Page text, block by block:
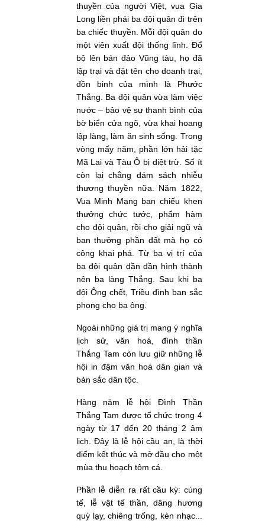
thuyền của người Việt, vua Gia
Long liền phái ba đội quân đi trên
ba chiếc thuyền. Mỗi đội quân do
một viên xuất đội thống lĩnh. Đổ
bộ lên bán đảo Vũng tàu, họ đã
lập trại và đặt tên cho doanh trại,
đồn binh của mình là Phước
Thắng. Ba đội quân vừa làm việc
nước – bảo vệ sự thanh bình của
bờ biển cửa ngõ, vừa khai hoang
lập làng, làm ăn sinh sống. Trong
vòng mấy năm, phần lớn hải tặc
Mã Lai và Tàu Ô bị diệt trừ. Số ít
còn lại chẳng dám sách nhiễu
thương thuyền nữa. Năm 1822,
Vua Minh Mạng ban chiếu khen
thưởng chức tước, phẩm hàm
cho đội quân, rồi cho giải ngũ và
ban thưởng phần đất mà họ có
công khai phá. Từ ba vị trí của
ba đội quân dần dần hình thành
nên ba làng Thắng. Sau khi ba
đội Ông chết, Triều đình ban sắc
phong cho ba ông.
Ngoài những giá trị mang ý nghĩa
lịch sử, văn hoá, đình thần
Thắng Tam còn lưu giữ những lễ
hội in đậm văn hoá dân gian và
bản sắc dân tộc.
Hàng năm lễ hội Đình Thần
Thắng Tam được tổ chức trong 4
ngày từ 17 đến 20 tháng 2 âm
lịch. Đây là lễ hội cầu an, là thời
điểm kết thúc và mở đầu cho một
mùa thu hoạch tôm cá.
Phần lễ diễn ra rất cầu kỳ: cúng
tế, lễ vật tế thần, dâng hương
quỳ lạy, chiêng trống, kèn nhạc...